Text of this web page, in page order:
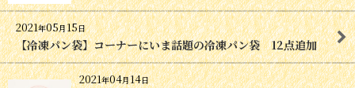
2021年05月15日
【冷凍パン袋】コーナーにいま話題の冷凍パン袋 12点追加
2021年04月14日